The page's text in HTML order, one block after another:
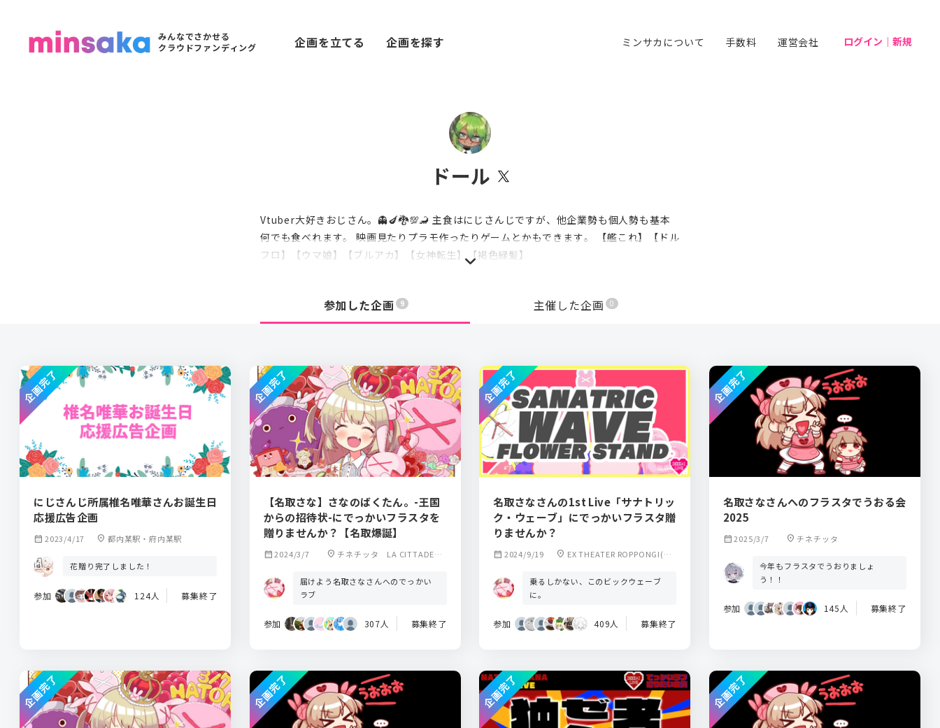
みんなでさかせる
クラウドファンディング
企画を立てる 企画を探す ミンサカについて 手数料 運営会社 ログイン｜新規
ドール
Vtuber大好きおじさん。👻🍆🐉💯🦂 主食はにじさんじですが、他企業勢も個人勢も基本
何でも食べれます。 映画見たりプラモ作ったりゲームとかもできます。 【艦これ】【ドル
フロ】【ウマ娘】【ブルアカ】【女神転生】【褐色緑髪】
参加した企画 9 主催した企画 0
にじさんじ所属椎名唯華さんお誕生日
応援広告企画
calendar_month 2023/4/17 location_on 都内某駅・府内某駅
花贈り完了しました！
参加 124人 募集終了
企画完了
【名取さな】さなのばくたん。-王国
からの招待状-にでっかいフラスタを
贈りませんか？【名取爆誕】
calendar_month2024/3/7 location_on
届けよう名取さなさんへのでっかい
ラブ
参加 307人 募集終了
企画完了
名取さなさんの1st Live「サナトリッ
ク・ウェーブ」にでっかいフラスタ贈
りませんか？
calendar_month 2024/9/19 location_on EX THEATER ROPPONGI(イ
乗るしかない、このビックウェーブ
に。
参加 409人 募集終了
企画完了
名取さなさんへのフラスタでうおる会
2025
calendar_month2025/3/7 location_on チネチッタ
今年もフラスタでうおりましょ
う！！
参加 145人 募集終了
企画完了
企画完了 企画完了 企画完了 企画完了